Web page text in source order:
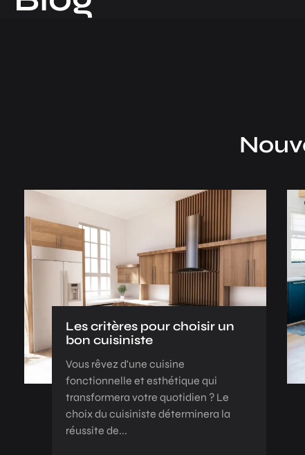
Les critères pour choisir un
bon cuisiniste
Vous rêvez d'une cuisine
fonctionnelle et esthétique qui
transformera votre quotidien ? Le
choix du cuisiniste déterminera la
réussite de...